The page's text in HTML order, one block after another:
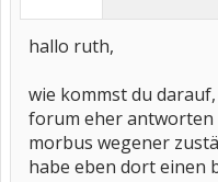
hallo ruth,
wie kommst du
forum eher antworten
morbus wegener
habe eben dort einen